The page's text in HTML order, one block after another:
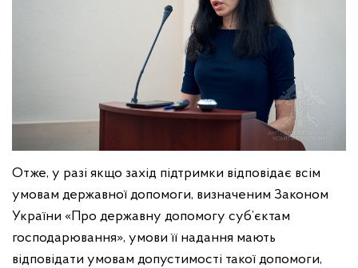
Отже, у разі якщо захід підтримки відповідає всім
умовам державної допомоги, визначеним Законом
України «Про державну допомогу суб’єктам
господарювання», умови її надання мають
відповідати умовам допустимості такої допомоги,